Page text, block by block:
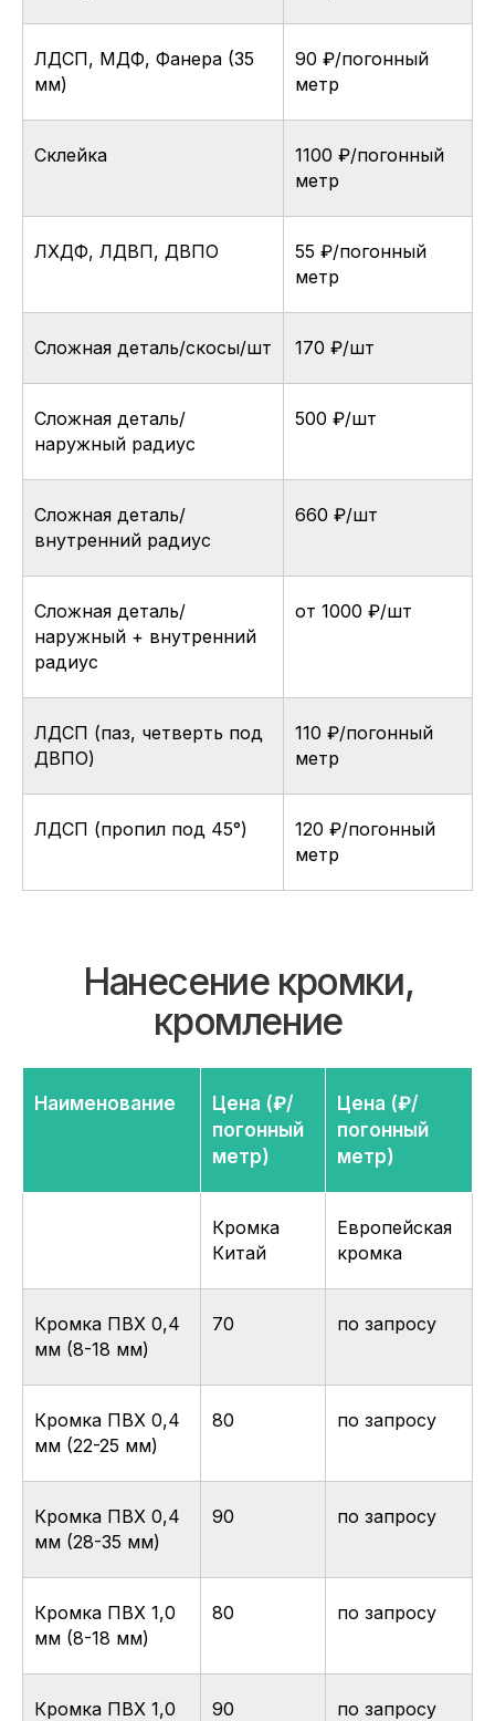
ЛДСП, МДФ, Фанера (35
мм)
90 ₽/погонный
метр
Склейка
1100 ₽/погонный
метр
ЛХДФ, ЛДВП, ДВПО
55 ₽/погонный
метр
Сложная деталь/скосы/шт 170 ₽/шт
Сложная деталь/
наружный радиус
500 ₽/шт
Сложная деталь/
внутренний радиус
660 ₽/шт
Сложная деталь/
наружный + внутренний
радиус
от 1000 ₽/шт
ЛДСП (паз, четверть под
ДВПО)
110 ₽/погонный
метр
ЛДСП (пропил под 45°)
120 ₽/погонный
метр
Нанесение кромки,
кромление
Наименование
Цена (₽/
погонный
метр)
Цена (₽/
погонный
метр)
Кромка
Китай
Европейская
кромка
Кромка ПВХ 0,4
мм (8-18 мм)
70 по запросу
Кромка ПВХ 0,4
мм (22-25 мм)
80 по запросу
Кромка ПВХ 0,4
мм (28-35 мм)
90 по запросу
Кромка ПВХ 1,0
мм (8-18 мм)
80 по запросу
Кромка ПВХ 1,0 90 по запросу
Присадка деталей